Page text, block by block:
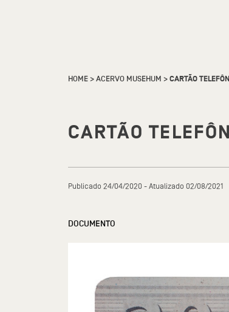
HOME>ACERVO MUSEHUM >CARTÃO
CARTÃO
Publicado 24/04/2020 - Atualizado 02/08/2021
DOCUMENTO